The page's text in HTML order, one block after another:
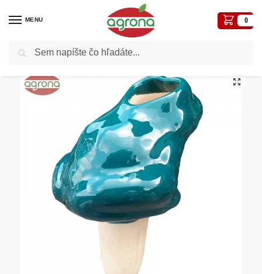
MENU 0
Domov Kvetináče, plôtiky, sadbovače, vázy, truhlíky...